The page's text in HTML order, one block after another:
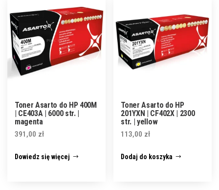
Toner Asarto do HP 400M
| CE403A | 6000 str. |
magenta
391,00 zł
Dowiedz się więcej
Toner Asarto do HP
201YXN | CF402X | 2300
str. | yellow
113,00 zł
Dodaj do koszyka